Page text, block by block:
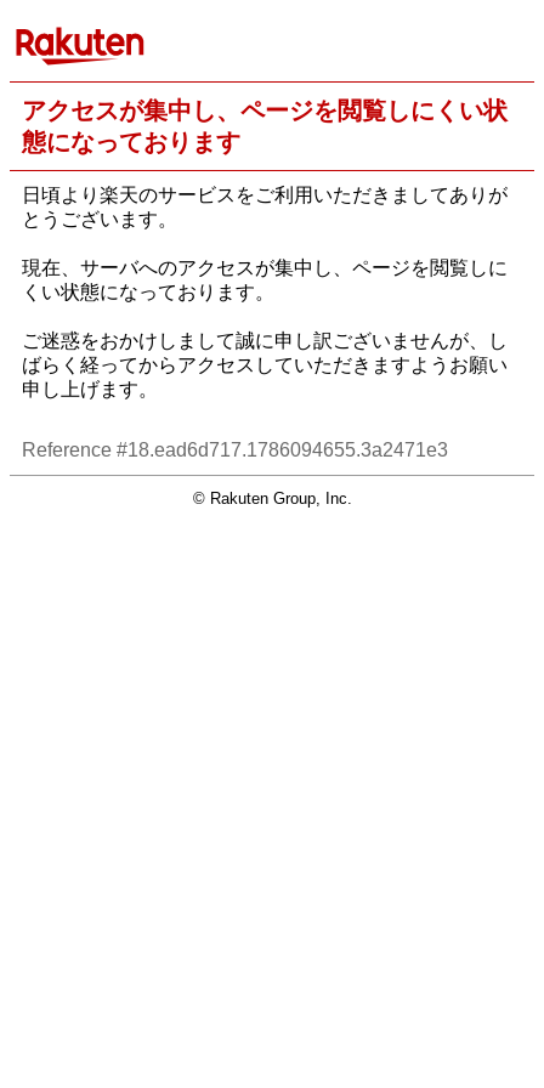
アクセスが集中し、ページを閲覧しにくい状
態になっております
日頃より楽天のサービスをご利用いただきましてありが
とうございます。
現在、サーバへのアクセスが集中し、ページを閲覧しに
くい状態になっております。
ご迷惑をおかけしまして誠に申し訳ございませんが、し
ばらく経ってからアクセスしていただきますようお願い
申し上げます。
Reference #18.ead6d717.1786094655.3a2471e3
© Rakuten Group, Inc.